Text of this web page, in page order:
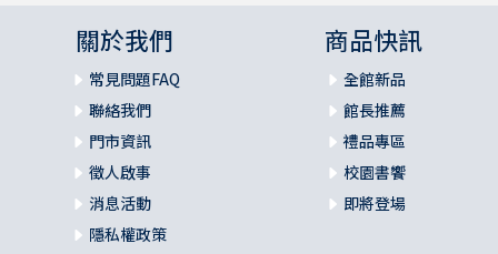
關於我們
常見問題FAQ
聯絡我們
門市資訊
徵人啟事
消息活動
隱私權政策
商品快訊
全館新品
館長推薦
禮品專區
校園書饗
即將登場